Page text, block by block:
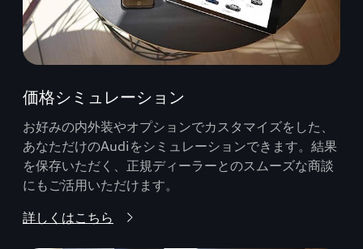
価格シミュレーション
お好みの内外装やオプションでカスタマイズをした、
あなただけのAudiをシミュレーションできます。結果
を保存いただく、正規ディーラーとのスムーズな商談
にもご活用いただけます。
詳しくはこちら